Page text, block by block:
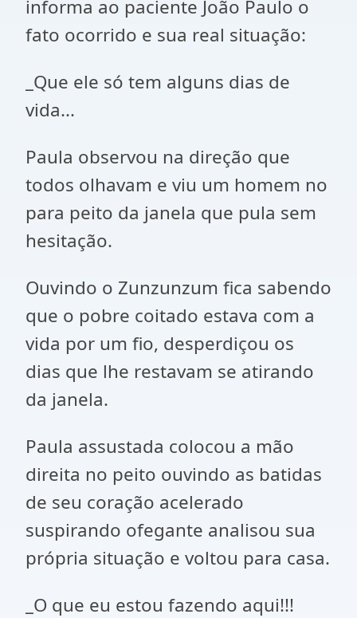
informa ao paciente João Paulo o
fato ocorrido e sua real situação:
_Que ele só tem alguns dias de
vida...
Paula observou na direção que
todos olhavam e viu um homem no
para peito da janela que pula sem
hesitação.
Ouvindo o Zunzunzum fica sabendo
que o pobre coitado estava com a
vida por um fio, desperdiçou os
dias que lhe restavam se atirando
da janela.
Paula assustada colocou a mão
direita no peito ouvindo as batidas
de seu coração acelerado
suspirando ofegante analisou sua
própria situação e voltou para casa.
_O que eu estou fazendo aqui!!!